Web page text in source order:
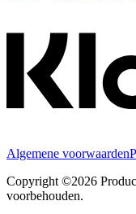
Algemene voorwaarden
Copyright ©2026
voorbehouden.